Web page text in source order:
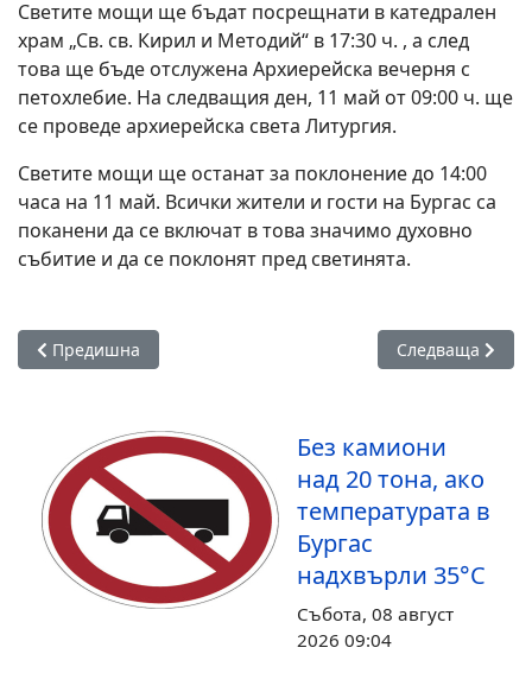
Светите мощи ще бъдат посрещнати в катедрален
храм „Св. св. Кирил и Методий“ в 17:30 ч. , а след
това ще бъде отслужена Архиерейска вечерня с
петохлебие. На следващия ден, 11 май от 09:00 ч. ще
се проведе архиерейска света Литургия.
Светите мощи ще останат за поклонение до 14:00
часа на 11 май. Всички жители и гости на Бургас са
поканени да се включат в това значимо духовно
събитие и да се поклонят пред светинята.
Предишна статия: В чест на Деня на българската
Предишна Следваща
Следваща
Без камиони
над 20 тона, ако
температурата в
Бургас
надхвърли 35°С
Събота, 08 август
2026 09:04